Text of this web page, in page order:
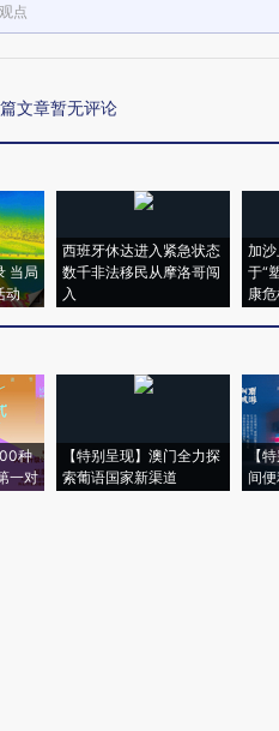
点
文章暂无评论
当局
动
西班牙休达进入紧急状态
数千非法移民从摩洛哥闯
入
加
于“
康
种
一对
【特别呈现】澳门全力探
索葡语国家新渠道
【
间